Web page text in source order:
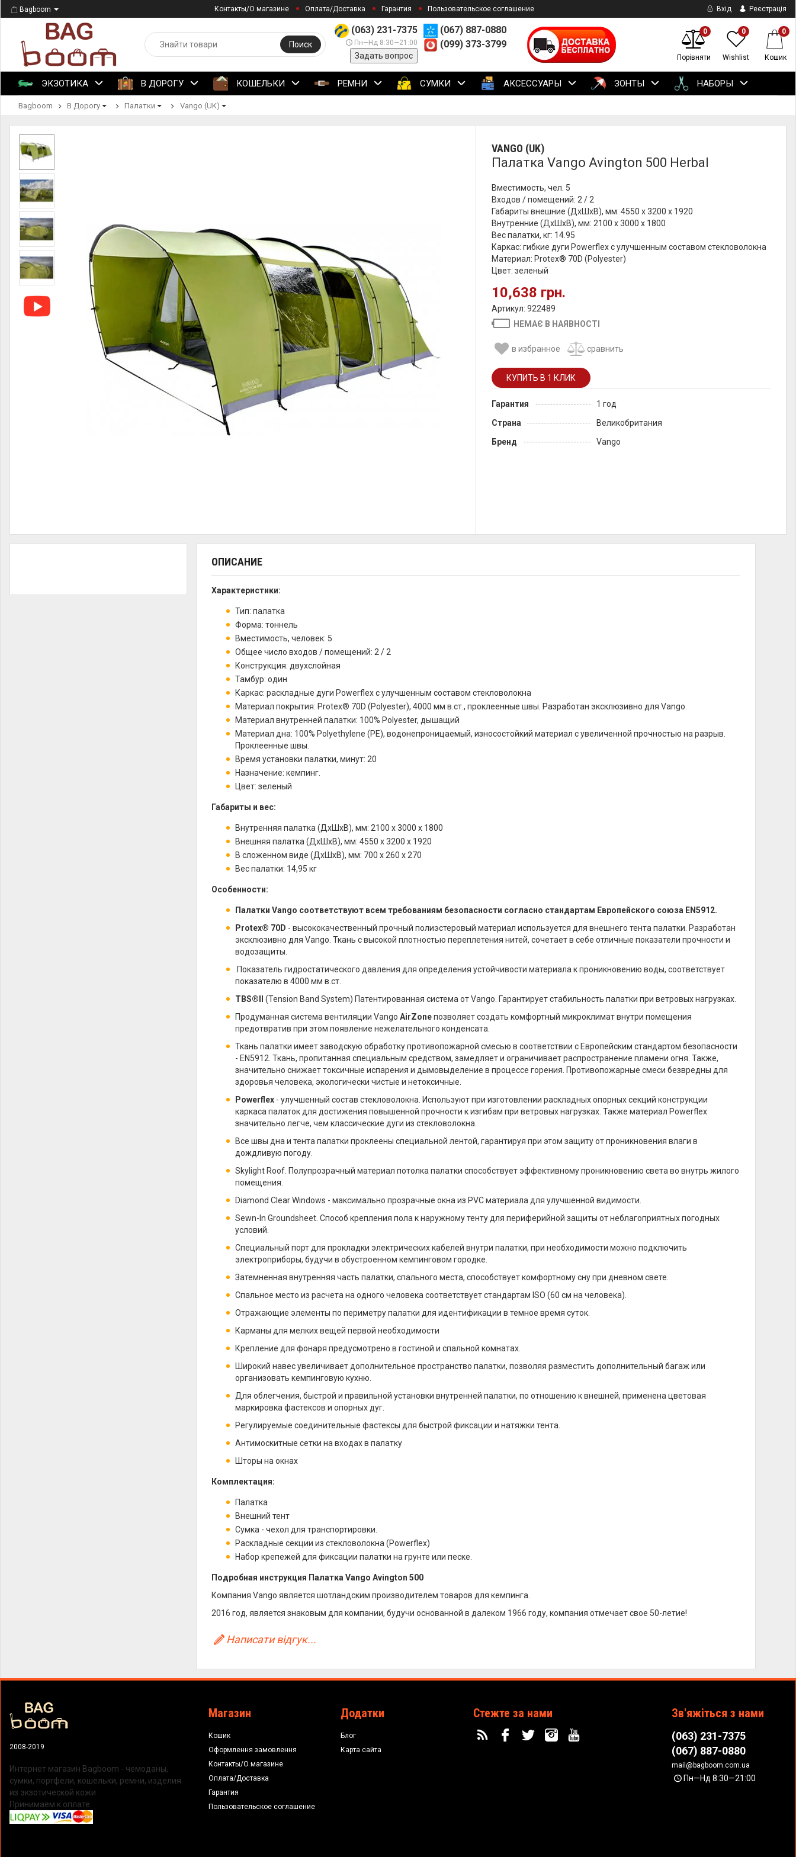
Bagboom Контакты/О магазине Оплата/Доставка Гарантия Пользовательское соглашение Вхід Реєстрація
(063) 231-7375
Пн—Нд 8:30—21:00
Задать вопрос
(067) 887-0880
(099) 373-3799
Поиск
0
Порівняти
0
Wishlist
0
Кошик
ЭКЗОТИКА В ДОРОГУ КОШЕЛЬКИ РЕМНИ СУМКИ АКСЕССУАРЫ ЗОНТЫ НАБОРЫ
Bagboom В Дорогу Палатки Vango (UK)
VANGO (UK)
Палатка Vango Avington 500 Herbal
Вместимость, чел. 5
Входов / помещений: 2 / 2
Габариты внешние (ДхШхВ), мм: 4550 х 3200 х 1920
Внутренние (ДхШхВ), мм: 2100 х 3000 х 1800
Вес палатки, кг: 14.95
Каркас: гибкие дуги Powerflex с улучшенным составом стекловолокна
Материал: Protex® 70D (Polyester)
Цвет: зеленый
10,638 грн.
Артикул: 922489
НЕМАЄ В НАЯВНОСТІ
в избранное сравнить
Гарантия
1 год
Страна
Великобритания
Бренд
Vango
ОПИСАНИЕ
Характеристики:
Тип: палатка
Форма: тоннель
Вместимость, человек: 5
Общее число входов / помещений: 2 / 2
Конструкция: двухслойная
Тамбур: один
Каркас: раскладные дуги Powerflex с улучшенным составом стекловолокна
Материал покрытия: Protex® 70D (Polyester), 4000 мм в.ст., проклеенные швы. Разработан эксклюзивно для Vango.
Материал внутренней палатки: 100% Polyester, дышащий
Материал дна: 100% Polyethylene (PE), водонепроницаемый, износостойкий материал с увеличенной прочностью на разрыв.
Проклеенные швы.
Время установки палатки, минут: 20
Назначение: кемпинг.
Цвет: зеленый
Габариты и вес:
Внутренняя палатка (ДхШхВ), мм: 2100 х 3000 х 1800
Внешняя палатка (ДхШхВ), мм: 4550 х 3200 х 1920
В сложенном виде (ДхШхВ), мм: 700 x 260 х 270
Вес палатки: 14,95 кг
Особенности:
Палатки Vango соответствуют всем требованиям безопасности согласно стандартам Европейского союза EN5912.
Protex® 70D - высококачественный прочный полиэстеровый материал используется для внешнего тента палатки. Разработан
эксклюзивно для Vango. Ткань с высокой плотностью переплетения нитей, сочетает в себе отличные показатели прочности и
водозащиты.
.Показатель гидростатического давления для определения устойчивости материала к проникновению воды, соответствует
показателю в 4000 мм в.ст.
TBS®II (Tension Band System) Патентированная система от Vango. Гарантирует стабильность палатки при ветровых нагрузках.
Продуманная система вентиляции Vango AirZoneпозволяет создать комфортный микроклимат внутри помещения
предотвратив при этом появление нежелательного конденсата.
Ткань палатки имеет заводскую обработку противопожарной смесью в соответствии с Европейским стандартом безопасности
- EN5912. Ткань, пропитанная специальным средством, замедляет и ограничивает распространение пламени огня. Также,
значительно снижает токсичные испарения и дымовыделение в процессе горения. Противопожарные смеси безвредны для
здоровья человека, экологически чистые и нетоксичные.
Powerflex - улучшенный состав стекловолокна. Используют при изготовлении раскладных опорных секций конструкции
каркаса палаток для достижения повышенной прочности к изгибам при ветровых нагрузках. Также материал Powerflex
значительно легче, чем классические дуги из стекловолокна.
Все швы дна и тента палатки проклеены специальной лентой, гарантируя при этом защиту от проникновения влаги в
дождливую погоду.
Skylight Roof. Полупрозрачный материал потолка палатки способствует эффективному проникновению света во внутрь жилого
помещения.
Diamond Clear Windows - максимально прозрачные окна из PVC материала для улучшенной видимости.
Sewn-In Groundsheet. Способ крепления пола к наружному тенту для периферийной защиты от неблагоприятных погодных
условий.
Специальный порт для прокладки электрических кабелей внутри палатки, при необходимости можно подключить
электроприборы, будучи в обустроенном кемпинговом городке.
Затемненная внутренняя часть палатки, спального места, способствует комфортному сну при дневном свете.
Спальное место из расчета на одного человека соответствует стандартам ISO (60 см на человека).
Отражающие элементы по периметру палатки для идентификации в темное время суток.
Карманы для мелких вещей первой необходимости
Крепление для фонаря предусмотрено в гостиной и спальной комнатах.
Широкий навес увеличивает дополнительное пространство палатки, позволяя разместить дополнительный багаж или
организовать кемпинговую кухню.
Для облегчения, быстрой и правильной установки внутренней палатки, по отношению к внешней, применена цветовая
маркировка фастексов и опорных дуг.
Регулируемые соединительные фастексы для быстрой фиксации и натяжки тента.
Антимоскитные сетки на входах в палатку
Шторы на окнах
Комплектация:
Палатка
Внешний тент
Сумка - чехол для транспортировки.
Раскладные секции из стекловолокна (Powerflex)
Набор крепежей для фиксации палатки на грунте или песке.
П одробная инструкция Палатка Vango Avington 500
Компания Vango является шотландским производителем товаров для кемпинга.
2016 год, является знаковым для компании, будучи основанной в далеком 1966 году, компания отмечает свое 50-летие!
Написати відгук...
2008-2019
Интернет магазин Bagboom - чемоданы,
сумки, портфели, кошельки, ремни, изделия
из экзотической кожи.
Принимаем к оплате:
Магазин
Кошик
Оформлення замовлення
Контакты/О магазине
Оплата/Доставка
Гарантия
Пользовательское соглашение
Додатки
Блог
Карта сайта
Стежте за нами Зв'яжіться з нами
(063) 231-7375
(067) 887-0880
mail@bagboom.com.ua
Пн—Нд 8:30—21:00